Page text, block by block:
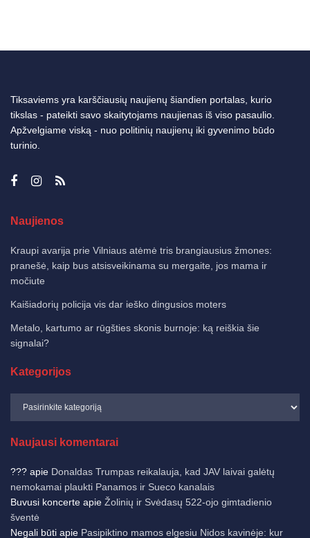
Tiksaviems yra karščiausių naujienų šiandien portalas, kurio
tikslas - pateikti savo skaitytojams naujienas iš viso pasaulio.
Apžvelgiame viską - nuo politinių naujienų iki gyvenimo būdo
turinio.
Naujienos
Kraupi avarija prie Vilniaus atėmė tris brangiausius žmones:
pranešė, kaip bus atsisveikinama su mergaite, jos mama ir
močiute
Kaišiadorių policija vis dar ieško dingusios moters
Metalo, kartumo ar rūgšties skonis burnoje: ką reiškia šie
signalai?
Kategorijos
Naujausi komentarai
??? apie Donaldas Trumpas reikalauja, kad JAV laivai galėtų
nemokamai plaukti Panamos ir Sueco kanalais
Buvusi koncerte apie Žolinių ir Svėdasų 522-ojo gimtadienio
šventė
Negali būti apie Pasipiktino mamos elgesiu Nidos kavinėje: kur